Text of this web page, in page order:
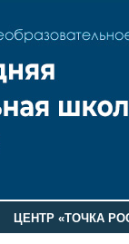
ЦЕНТР «ТОЧКА